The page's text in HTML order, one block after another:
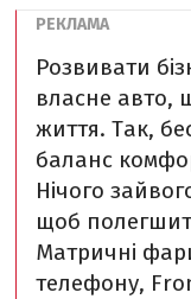
Розвивати
власне авто,
життя. Так,
баланс
Нічого
щоб
Матричні
телефону,